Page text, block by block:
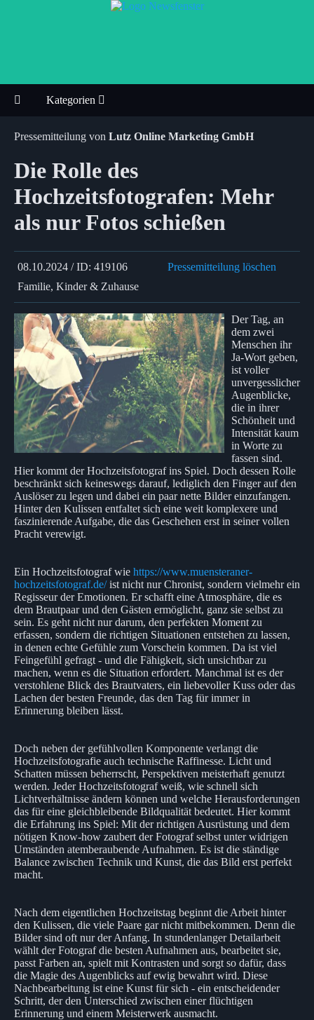
Kategorien
Pressemitteilung von Lutz Online Marketing GmbH
Die Rolle des
Hochzeitsfotografen: Mehr
als nur Fotos schießen
08.10.2024 / ID: 419106
Pressemitteilung löschen
Familie, Kinder & Zuhause
Der Tag, an
dem zwei
Menschen ihr
Ja-Wort geben,
ist voller
unvergesslicher
Augenblicke,
die in ihrer
Schönheit und
Intensität kaum
in Worte zu
fassen sind.
Hier kommt der Hochzeitsfotograf ins Spiel. Doch dessen Rolle
beschränkt sich keineswegs darauf, lediglich den Finger auf den
Auslöser zu legen und dabei ein paar nette Bilder einzufangen.
Hinter den Kulissen entfaltet sich eine weit komplexere und
faszinierende Aufgabe, die das Geschehen erst in seiner vollen
Pracht verewigt.
Ein Hochzeitsfotograf wie https://www.muensteraner-
hochzeitsfotograf.de/ist nicht nur Chronist, sondern vielmehr ein
Regisseur der Emotionen. Er schafft eine Atmosphäre, die es
dem Brautpaar und den Gästen ermöglicht, ganz sie selbst zu
sein. Es geht nicht nur darum, den perfekten Moment zu
erfassen, sondern die richtigen Situationen entstehen zu lassen,
in denen echte Gefühle zum Vorschein kommen. Da ist viel
Feingefühl gefragt - und die Fähigkeit, sich unsichtbar zu
machen, wenn es die Situation erfordert. Manchmal ist es der
verstohlene Blick des Brautvaters, ein liebevoller Kuss oder das
Lachen der besten Freunde, das den Tag für immer in
Erinnerung bleiben lässt.
Doch neben der gefühlvollen Komponente verlangt die
Hochzeitsfotografie auch technische Raffinesse. Licht und
Schatten müssen beherrscht, Perspektiven meisterhaft genutzt
werden. Jeder Hochzeitsfotograf weiß, wie schnell sich
Lichtverhältnisse ändern können und welche Herausforderungen
das für eine gleichbleibende Bildqualität bedeutet. Hier kommt
die Erfahrung ins Spiel: Mit der richtigen Ausrüstung und dem
nötigen Know-how zaubert der Fotograf selbst unter widrigen
Umständen atemberaubende Aufnahmen. Es ist die ständige
Balance zwischen Technik und Kunst, die das Bild erst perfekt
macht.
Nach dem eigentlichen Hochzeitstag beginnt die Arbeit hinter
den Kulissen, die viele Paare gar nicht mitbekommen. Denn die
Bilder sind oft nur der Anfang. In stundenlanger Detailarbeit
wählt der Fotograf die besten Aufnahmen aus, bearbeitet sie,
passt Farben an, spielt mit Kontrasten und sorgt so dafür, dass
die Magie des Augenblicks auf ewig bewahrt wird. Diese
Nachbearbeitung ist eine Kunst für sich - ein entscheidender
Schritt, der den Unterschied zwischen einer flüchtigen
Erinnerung und einem Meisterwerk ausmacht.